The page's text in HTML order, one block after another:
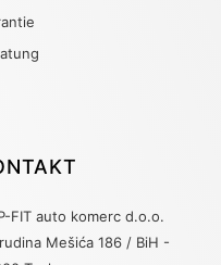
FIT auto komerc d.o.o.
Mešića 186 / BiH -